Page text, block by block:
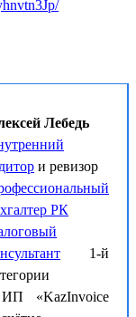
Лебедь
и ревизор
РК
1-й
«KazInvoice